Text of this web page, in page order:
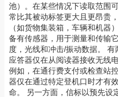
池）。在某些情况下读取范围
常比其被动标签更大且更昂贵
（如货物集装箱，车辆和机器
备有传感器，用于测量和传输
度，光线和冲击/振动数据。
应答器仅在从阅读器接收无线
例如，在通行费支付或检查站
器仅在通过特定登机口时才有
命。 另一方面，信标以预先设